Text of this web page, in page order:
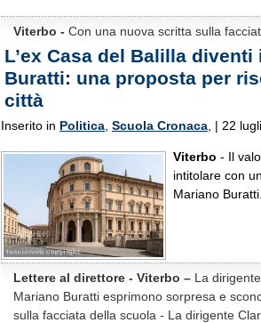
Viterbo - Con una nuova scritta sulla
L’ex Casa del Balilla
Buratti: una proposta per
città
Inserito in Politica Scuola Cronaca , | 22
Viterbo - Il
intitolare con
Mariano Buratti.
Lettere al direttore - Viterbo – La
Mariano Buratti esprimono sorpresa e
sulla facciata della scuola - La dirigente